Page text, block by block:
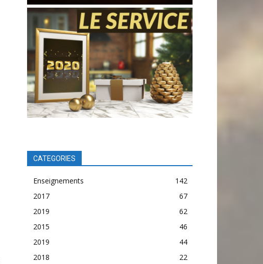
CATEGORIES
Enseignements
142
2017
67
2019
62
2015
46
2019
44
2018
22